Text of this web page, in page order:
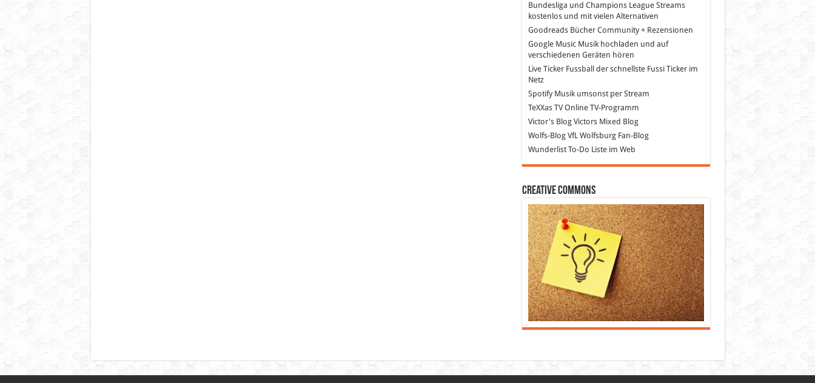
Bundesliga und Champions League Streams
kostenlos und mit vielen Alternativen
GoodreadsBücher Community + Rezensionen
Google MusicMusik hochladen und auf
verschiedenen Geräten hören
Live Ticker Fussball
der schnellste Fussi Ticker im
Netz
SpotifyMusik umsonst per Stream
TeXXas TVOnline TV-Programm
Victor's BlogVictors Mixed Blog
Wolfs-BlogVfL Wolfsburg Fan-Blog
WunderlistTo-Do Liste im Web
Creative Commons